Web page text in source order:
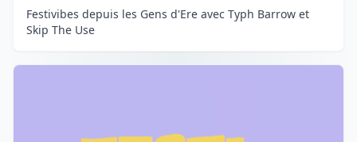
Festivibes depuis les Gens d'Ere avec Typh Barrow et
Skip The Use